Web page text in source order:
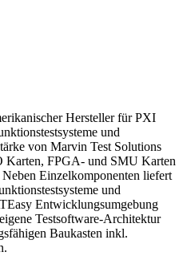
Hersteller für PXI
und
von Marvin Test Solutions
Karten, FPGA- und SMU Karten
Einzelkomponenten liefert
und
Entwicklungsumgebung
Testsoftware-Architektur
Baukasten inkl.